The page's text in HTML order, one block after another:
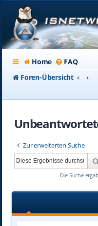
Home FAQ
Foren-Übersicht
Zur erweiterten Suche
Die Suche